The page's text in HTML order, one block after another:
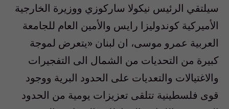
سيلتقي الرئيس نيكولا ساركوزي ووزيرة الخارجية
الأميركية كوندوليزا رايس والأمين العام للجامعة
العربية عمرو موسى، ان لبنان «يتعرض لموجة
كبيرة من التحديات من الشمال الى التفجيرات
والاغتيالات والتعديات على الحدود البرية ووجود
قوى فلسطينية تتلقى تعزيزات يومية من الحدود